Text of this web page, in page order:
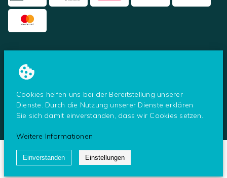
Cookies helfen uns bei der Bereitstellung unserer
Dienste. Durch die Nutzung unserer Dienste erklären
Sie sich damit einverstanden, dass wir Cookies setzen.
Weitere Informationen
Einverstanden Einstellungen
UNSERE PARTNER
© Tresoro - ein Shop der Secureo GmbH 2026